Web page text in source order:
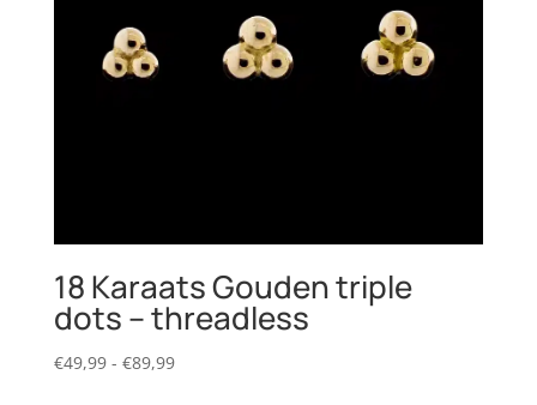
18 Karaats Gouden triple
dots – threadless
€49,99 - €89,99Prijsklasse: